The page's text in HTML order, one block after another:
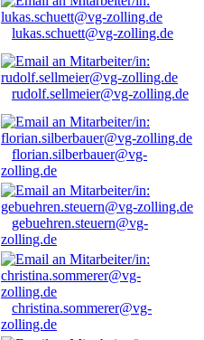
lukas.schuett@vg-zolling.de
rudolf.sellmeier@vg-zolling.de
florian.silberbauer@vg-
zolling.de
gebuehren.steuern@vg-
zolling.de
christina.sommerer@vg-
zolling.de